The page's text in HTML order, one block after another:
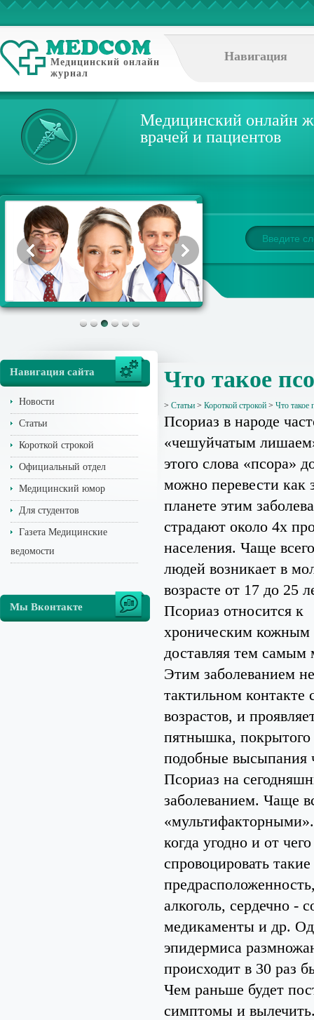
Медицинский онлайн
журнал
Навигация
Медицинский онлайн
врачей и пациентов
Навигация сайта
Новости
Статьи
Короткой строкой
Официальный отдел
Медицинский юмор
Для студентов
Газета Медицинские
ведомости
Мы Вконтакте
Что такое
> Статьи > Короткой строкой > Что такое
Псориаз в народе
«чешуйчатым
этого слова «псора»
можно перевести как
планете этим
страдают около 4х
населения. Чаще
людей возникает в
возрасте от 17 до 25
Псориаз относится к
хроническим кожным
доставляя тем самым
Этим заболеванием
тактильном
возрастов, и
пятнышка,
подобные высыпания
Псориаз на
заболеванием. Чаще
когда угодно и от
спровоцировать
алкоголь, сердечно -
медикаменты и др.
эпидермиса
происходит в 30 раз
Чем раньше будет
симптомы и